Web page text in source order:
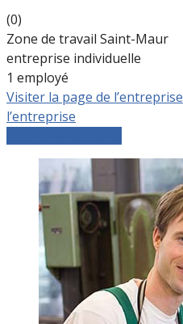
(0)
Zone de travail Saint-Maur
entreprise individuelle
1 employé
Visiter la page de l’entreprise
l’entreprise